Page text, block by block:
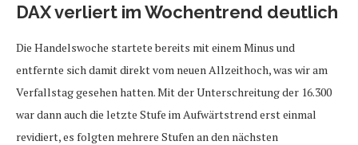
DAX verliert im Wochentrend deutlich
Die Handelswoche startete bereits mit einem Minus und
entfernte sich damit direkt vom neuen Allzeithoch, was wir am
Verfallstag gesehen hatten. Mit der Unterschreitung der 16.300
war dann auch die letzte Stufe im Aufwärtstrend erst einmal
revidiert, es folgten mehrere Stufen an den nächsten